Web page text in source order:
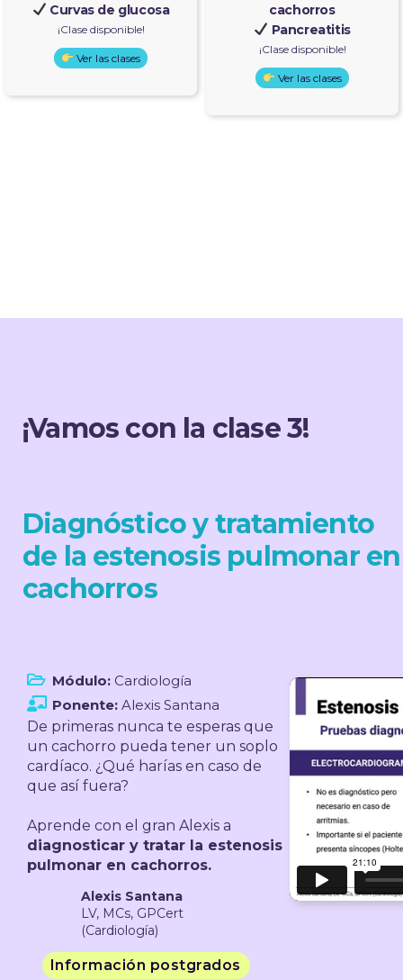
Curvas de glucosa
¡Clase disponible!
Ver las clases
cachorros
Pancreatitis
¡Clase disponible!
Ver las clases
¡Vamos con la clase 3!
Diagnóstico y tratamiento
de la estenosis pulmonar en
cachorros
Módulo:Cardiología
Ponente:Alexis Santana
De primeras nunca te esperas que
un cachorro pueda tener un soplo
cardíaco. ¿Qué harías en caso de
que así fuera?
Aprende con el gran Alexis a
diagnosticar y tratar la estenosis
pulmonar en cachorros.
Alexis Santana
LV, MCs, GPCert
(Cardiología)
Información postgrados